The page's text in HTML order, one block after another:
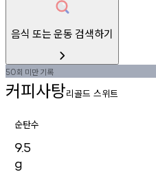
음식 또는 운동 검색하기
50회 미만기록
커피사탕리골드 스위트
순탄수
9.5
g